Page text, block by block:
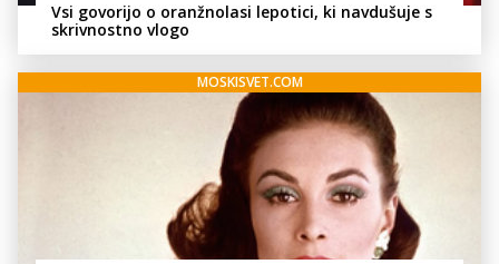
Vsi govorijo o oranžnolasi lepotici, ki navdušuje s
skrivnostno vlogo
MOSKISVET.COM